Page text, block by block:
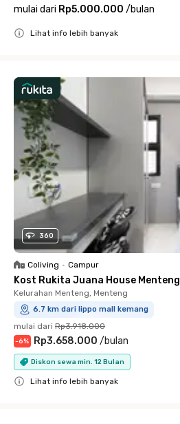
mulai dari Rp5.000.000 /bulan
Lihat info lebih banyak
360
Coliving • Campur
Kost Rukita Juana House Menteng
Kelurahan Menteng, Menteng
6.7 km dari lippo mall kemang
mulai dari Rp3.918.000
-6% Rp3.658.000 /bulan
Diskon sewa min. 12 Bulan
Lihat info lebih banyak